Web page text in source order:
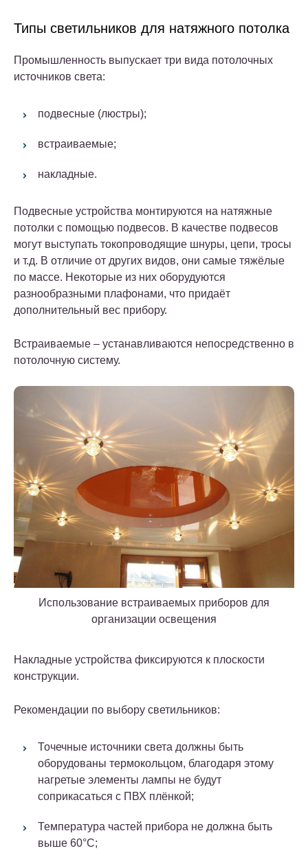
Типы светильников для натяжного потолка
Промышленность выпускает три вида потолочных
источников света:
подвесные (люстры);
встраиваемые;
накладные.
Подвесные устройства монтируются на натяжные
потолки с помощью подвесов. В качестве подвесов
могут выступать токопроводящие шнуры, цепи, тросы
и т.д. В отличие от других видов, они самые тяжёлые
по массе. Некоторые из них оборудуются
разнообразными плафонами, что придаёт
дополнительный вес прибору.
Встраиваемые – устанавливаются непосредственно в
потолочную систему.
Использование встраиваемых приборов для
организации освещения
Накладные устройства фиксируются к плоскости
конструкции.
Рекомендации по выбору светильников:
Точечные источники света должны быть
оборудованы термокольцом, благодаря этому
нагретые элементы лампы не будут
соприкасаться с ПВХ плёнкой;
Температура частей прибора не должна быть
выше 60°С;